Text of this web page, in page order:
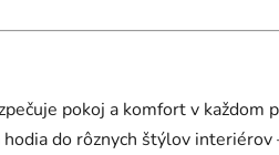
pokoj a komfort v každom
do rôznych štýlov interiérov